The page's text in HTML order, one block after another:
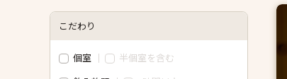
こだわり
個室
半個室を含む